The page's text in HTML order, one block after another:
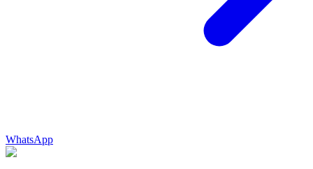
WhatsApp